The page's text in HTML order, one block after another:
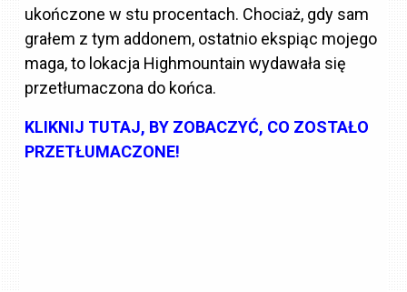
ukończone w stu procentach. Chociaż, gdy sam
grałem z tym addonem, ostatnio ekspiąc mojego
maga, to lokacja Highmountain wydawała się
przetłumaczona do końca.
KLIKNIJ TUTAJ, BY ZOBACZYĆ, CO ZOSTAŁO
PRZETŁUMACZONE!